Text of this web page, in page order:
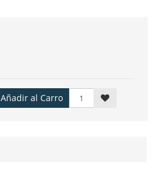
Añadir al Carro